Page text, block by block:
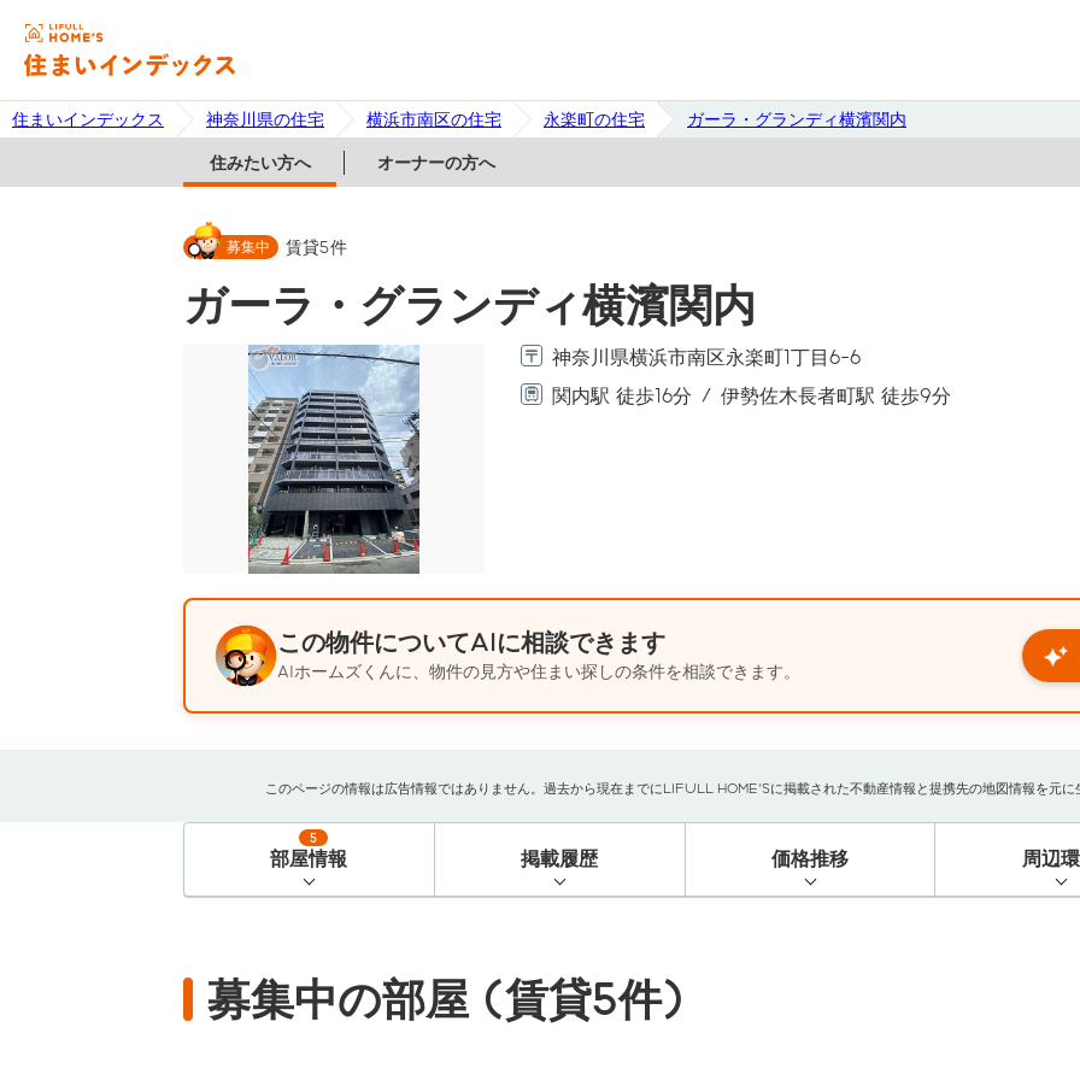
住まいインデックス 神奈川県の住宅 横浜市南区の住宅 永楽町の住宅 ガーラ・グランディ横濱関内
住みたい方へ オーナーの方へ
募集中 賃貸5件
ガーラ・グランディ横濱関内
神奈川県横浜市南区永楽町1丁目6-6
関内駅 徒歩16分
伊勢佐木長者町駅 徒歩9分
この物件についてAIに相談できます
AIホームズくんに、物件の見方や住まい探しの条件を相談できます。
このページの情報は広告情報ではありません。過去から現在までにLIFULL HOME'Sに掲載された不動産情報と提携先の地図情報を元
部屋情報
5
掲載履歴 価格推移 周辺
募集中の部屋 (賃貸5件)